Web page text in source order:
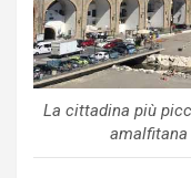
La cittadina più